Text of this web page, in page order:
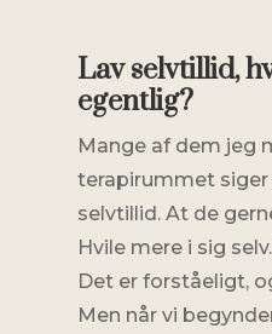
Lav selvtillid,
egentlig?
Mange af dem jeg
terapirummet siger
selvtillid. At de
Hvile mere i sig
Det er forståeligt,
Men når vi